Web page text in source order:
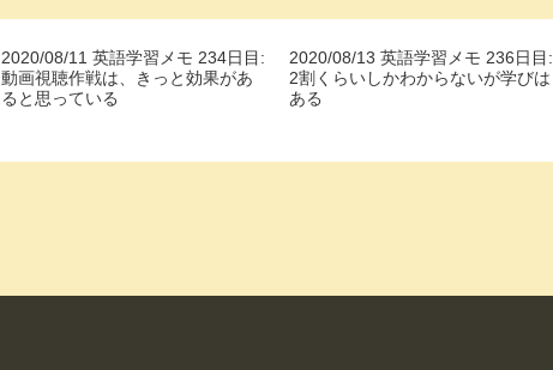
2020/08/11 英語学習メモ 234日目:
動画視聴作戦は、きっと効果があ
ると思っている
2020/08/13 英語学習メモ 236日目:
2割くらいしかわからないが学びは
ある